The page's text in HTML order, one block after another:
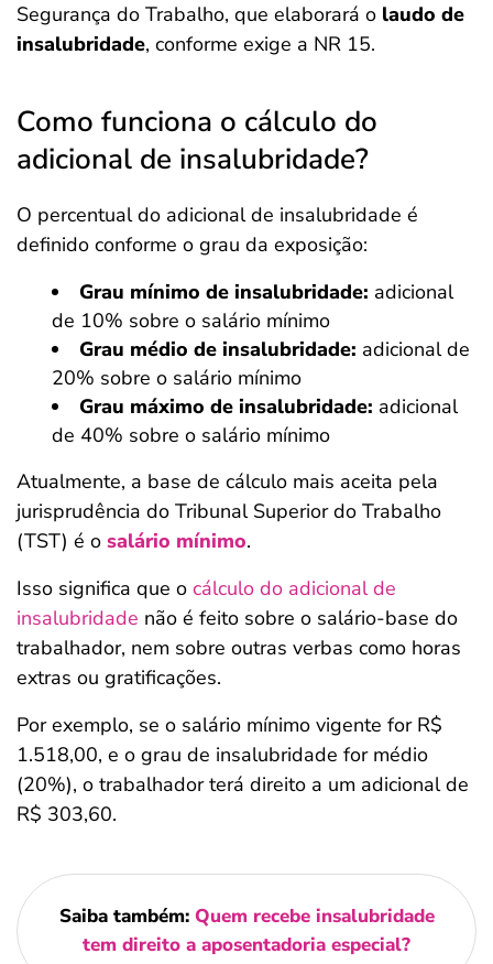
Segurança do Trabalho, que elaborará o laudo de
insalubridade, conforme exige a NR 15.
Como funciona o cálculo do
adicional de insalubridade?
O percentual do adicional de insalubridade é
definido conforme o grau da exposição:
Grau mínimo de insalubridade: adicional
de 10% sobre o salário mínimo
Grau médio de insalubridade: adicional de
20% sobre o salário mínimo
Grau máximo de insalubridade: adicional
de 40% sobre o salário mínimo
Atualmente, a base de cálculo mais aceita pela
jurisprudência do Tribunal Superior do Trabalho
(TST) é o salário mínimo.
Isso significa que o cálculo do adicional de
insalubridade não é feito sobre o salário-base do
trabalhador, nem sobre outras verbas como horas
extras ou gratificações.
Por exemplo, se o salário mínimo vigente for R$
1.518,00, e o grau de insalubridade for médio
(20%), o trabalhador terá direito a um adicional de
R$ 303,60.
Saiba também: Quem recebe insalubridade
tem direito a aposentadoria especial?